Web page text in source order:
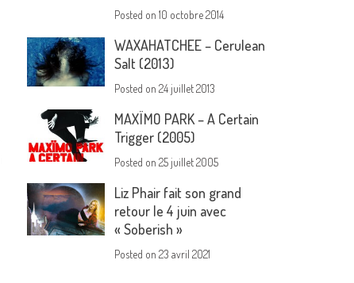
Posted on10 octobre 2014
WAXAHATCHEE – Cerulean
Salt (2013)
Posted on24 juillet 2013
MAXÏMO PARK – A Certain
Trigger (2005)
Posted on25 juillet 2005
Liz Phair fait son grand
retour le 4 juin avec
« Soberish »
Posted on23 avril 2021